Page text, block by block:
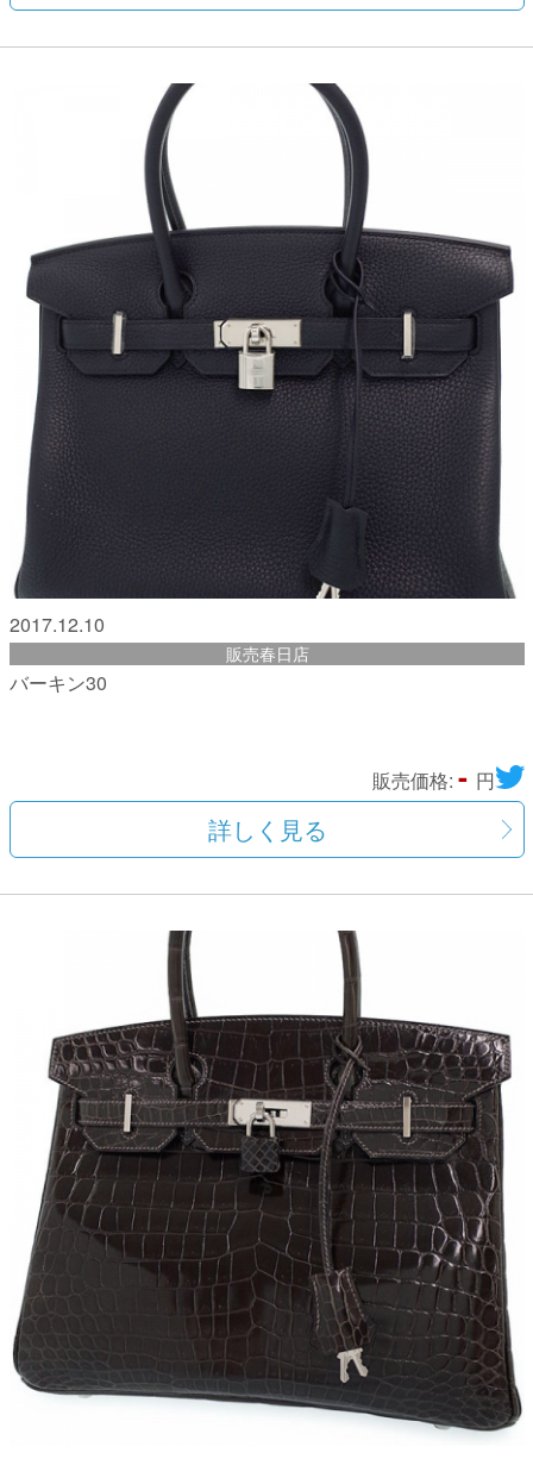
2017.12.10
販売春日店
バーキン30
販売価格:- 円
詳しく見る